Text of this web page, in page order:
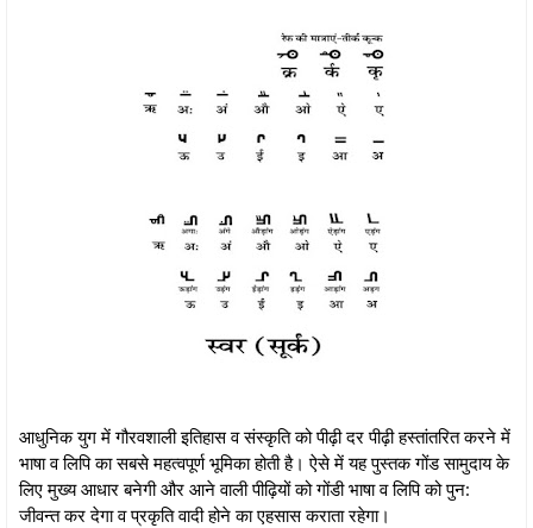
आधुनिक युग में गौरवशाली इतिहास व संस्कृति को पीढ़ी दर पीढ़ी हस्तांतरित करने में
भाषा व लिपि का सबसे महत्वपूर्ण भूमिका होती है। ऐसे में यह पुस्तक गोंड सामुदाय के
लिए मुख्य आधार बनेगी और आने वाली पीढ़ियों को गोंडी भाषा व लिपि को पुन:
जीवन्त कर देगा व प्रकृति वादी होने का एहसास कराता रहेगा।